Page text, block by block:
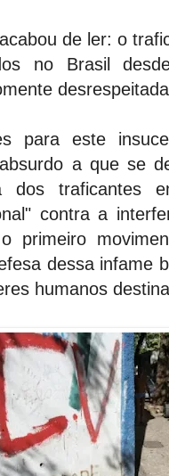
de ler: o
no Brasil
para este
a que se
dos traficantes
contra a
primeiro
dessa infame
humanos